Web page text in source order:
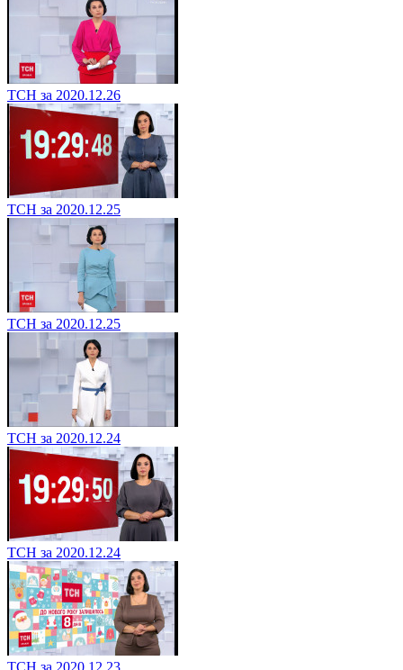
ТСН за 2020.12.26
ТСН за 2020.12.25
ТСН за 2020.12.25
ТСН за 2020.12.24
ТСН за 2020.12.24
ТСН за 2020.12.23